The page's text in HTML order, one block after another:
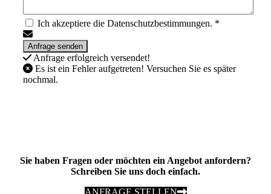
Ich akzeptiere die Datenschutzbestimmungen. *
Anfrage erfolgreich versendet!
Es ist ein Fehler aufgetreten! Versuchen Sie es später
nochmal.
Sie haben Fragen oder möchten ein Angebot anfordern?
Schreiben Sie uns doch einfach.
ANFRAGE STELLEN